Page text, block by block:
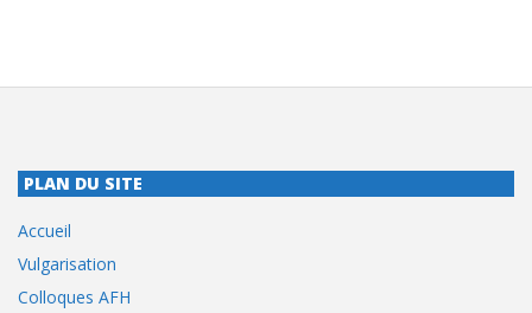
PLAN DU SITE
Accueil
Vulgarisation
Colloques AFH